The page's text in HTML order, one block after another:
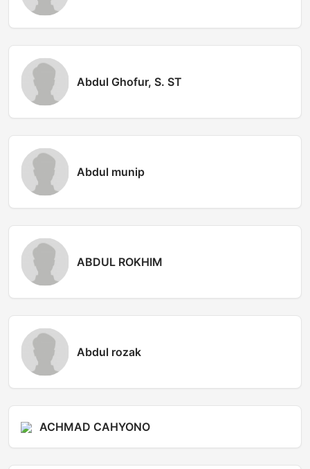
Abdul Ghofur, S. ST
Abdul munip
ABDUL ROKHIM
Abdul rozak
ACHMAD CAHYONO